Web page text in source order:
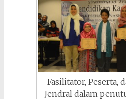
Fasilitator, Peserta,
Jendral dalam